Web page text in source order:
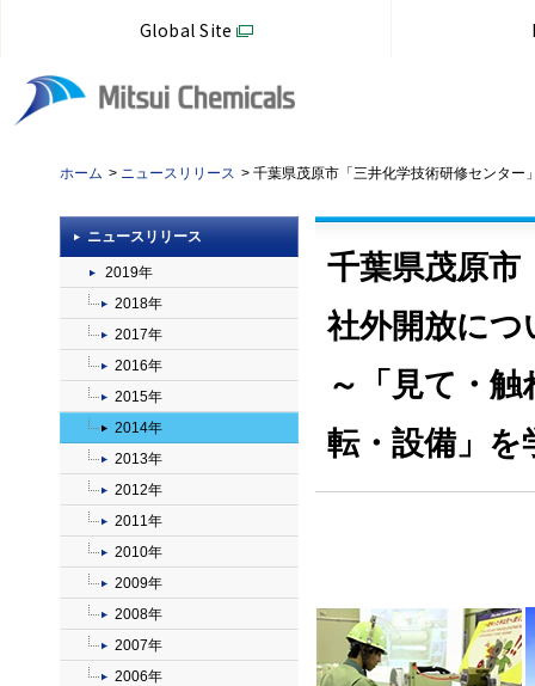
Global Site
ホーム ニュースリリース 千葉県茂原市「三井化学技術研修センター
千葉県茂原市
社外開放につ
～「見て・
転・設備」を
ニュースリリース
2019年
2018年
2017年
2016年
2015年
2014年
2013年
2012年
2011年
2010年
2009年
2008年
2007年
2006年